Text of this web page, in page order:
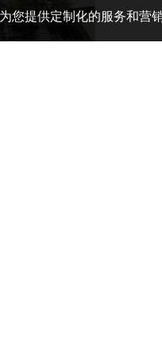
您提供定制化的服务和营